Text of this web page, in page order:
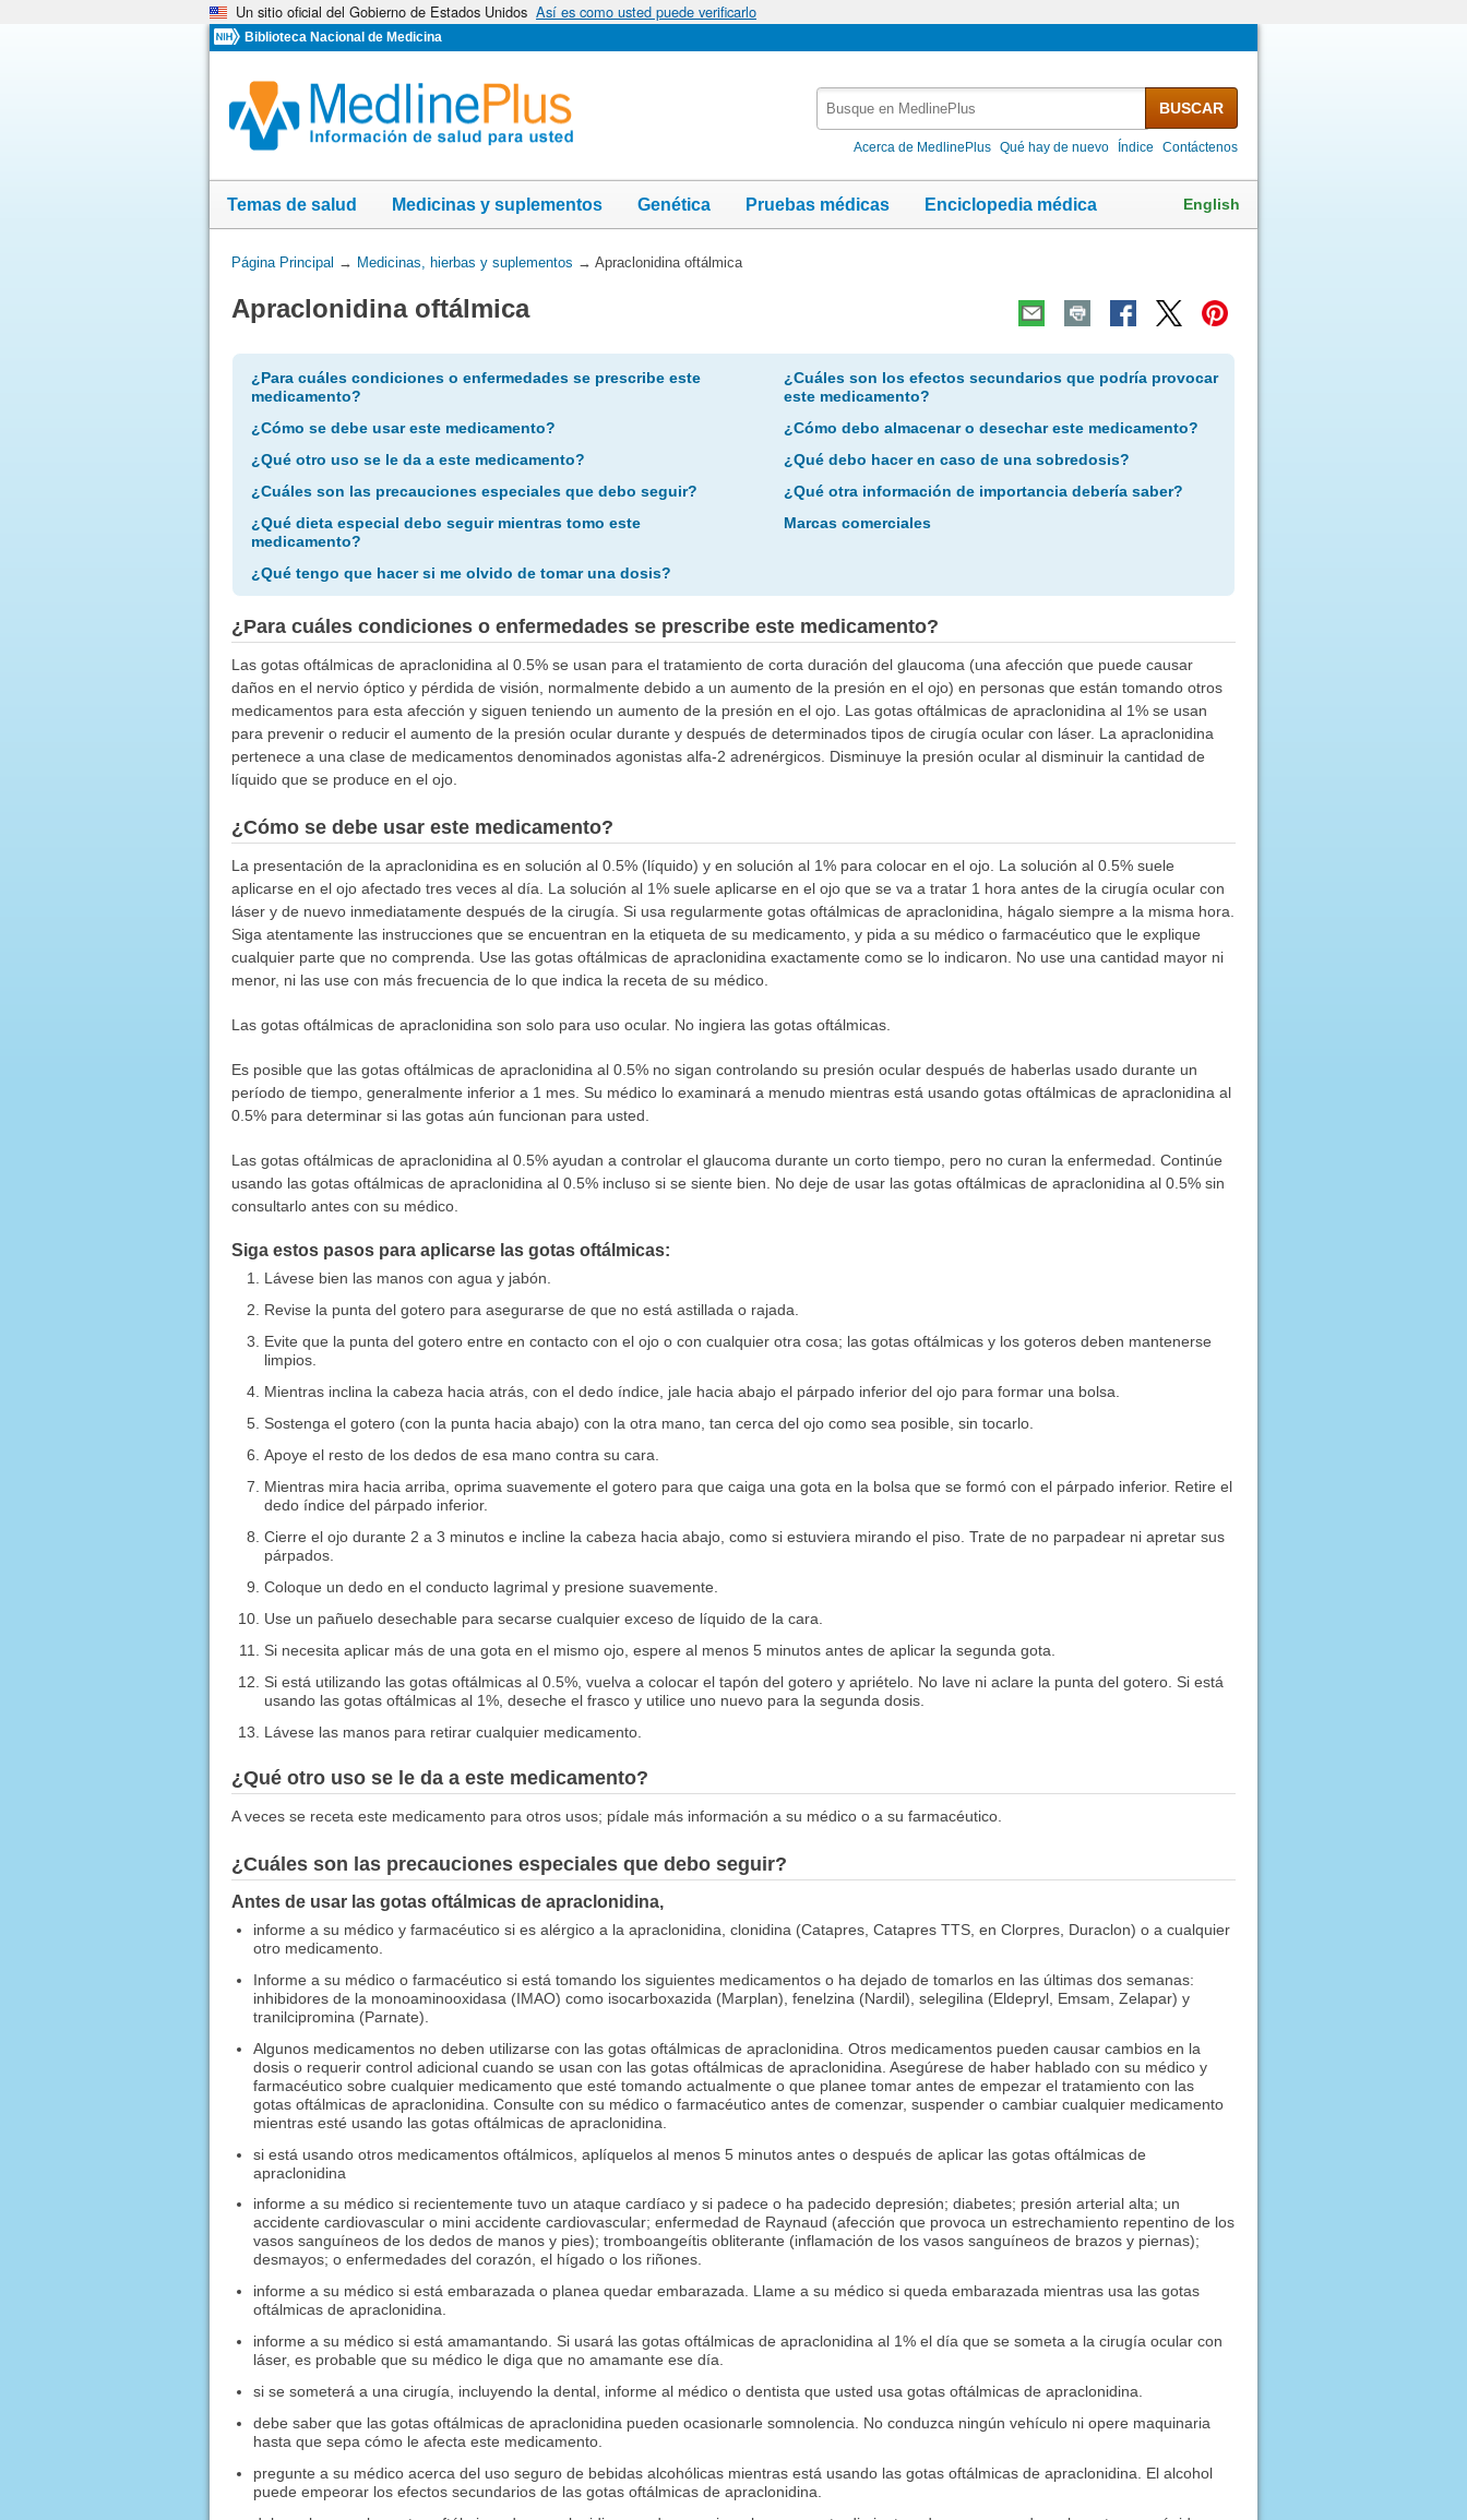
Un sitio oficial del Gobierno de Estados Unidos Así es como usted puede verificarlo
Biblioteca Nacional de Medicina
MedlinePlus
BUSCAR
Acerca de MedlinePlus Qué hay de nuevo Índice Contáctenos
Temas de salud Medicinas y suplementos Genética Pruebas médicas Enciclopedia médica English
Usted
aquí:
Página Principal → Medicinas, hierbas y suplementos → Apraclonidina oftálmica
Apraclonidina oftálmica
¿Para cuáles condiciones o enfermedades se prescribe este
medicamento?
¿Cómo se debe usar este medicamento?
¿Qué otro uso se le da a este medicamento?
¿Cuáles son las precauciones especiales que debo seguir?
¿Qué dieta especial debo seguir mientras tomo este
medicamento?
¿Qué tengo que hacer si me olvido de tomar una dosis?
¿Cuáles son los efectos secundarios que podría provocar
este medicamento?
¿Cómo debo almacenar o desechar este medicamento?
¿Qué debo hacer en caso de una sobredosis?
¿Qué otra información de importancia debería saber?
Marcas comerciales
¿Para cuáles condiciones o enfermedades se prescribe este medicamento?
Las gotas oftálmicas de apraclonidina al 0.5% se usan para el tratamiento de corta duración del glaucoma (una afección que puede causar
daños en el nervio óptico y pérdida de visión, normalmente debido a un aumento de la presión en el ojo) en personas que están tomando otros
medicamentos para esta afección y siguen teniendo un aumento de la presión en el ojo. Las gotas oftálmicas de apraclonidina al 1% se usan
para prevenir o reducir el aumento de la presión ocular durante y después de determinados tipos de cirugía ocular con láser. La apraclonidina
pertenece a una clase de medicamentos denominados agonistas alfa-2 adrenérgicos. Disminuye la presión ocular al disminuir la cantidad de
líquido que se produce en el ojo.
¿Cómo se debe usar este medicamento?
La presentación de la apraclonidina es en solución al 0.5% (líquido) y en solución al 1% para colocar en el ojo. La solución al 0.5% suele
aplicarse en el ojo afectado tres veces al día. La solución al 1% suele aplicarse en el ojo que se va a tratar 1 hora antes de la cirugía ocular con
láser y de nuevo inmediatamente después de la cirugía. Si usa regularmente gotas oftálmicas de apraclonidina, hágalo siempre a la misma hora.
Siga atentamente las instrucciones que se encuentran en la etiqueta de su medicamento, y pida a su médico o farmacéutico que le explique
cualquier parte que no comprenda. Use las gotas oftálmicas de apraclonidina exactamente como se lo indicaron. No use una cantidad mayor ni
menor, ni las use con más frecuencia de lo que indica la receta de su médico.
Las gotas oftálmicas de apraclonidina son solo para uso ocular. No ingiera las gotas oftálmicas.
Es posible que las gotas oftálmicas de apraclonidina al 0.5% no sigan controlando su presión ocular después de haberlas usado durante un
período de tiempo, generalmente inferior a 1 mes. Su médico lo examinará a menudo mientras está usando gotas oftálmicas de apraclonidina al
0.5% para determinar si las gotas aún funcionan para usted.
Las gotas oftálmicas de apraclonidina al 0.5% ayudan a controlar el glaucoma durante un corto tiempo, pero no curan la enfermedad. Continúe
usando las gotas oftálmicas de apraclonidina al 0.5% incluso si se siente bien. No deje de usar las gotas oftálmicas de apraclonidina al 0.5% sin
consultarlo antes con su médico.
Siga estos pasos para aplicarse las gotas oftálmicas:
Lávese bien las manos con agua y jabón.
Revise la punta del gotero para asegurarse de que no está astillada o rajada.
Evite que la punta del gotero entre en contacto con el ojo o con cualquier otra cosa; las gotas oftálmicas y los goteros deben mantenerse
limpios.
Mientras inclina la cabeza hacia atrás, con el dedo índice, jale hacia abajo el párpado inferior del ojo para formar una bolsa.
Sostenga el gotero (con la punta hacia abajo) con la otra mano, tan cerca del ojo como sea posible, sin tocarlo.
Apoye el resto de los dedos de esa mano contra su cara.
Mientras mira hacia arriba, oprima suavemente el gotero para que caiga una gota en la bolsa que se formó con el párpado inferior. Retire el
dedo índice del párpado inferior.
Cierre el ojo durante 2 a 3 minutos e incline la cabeza hacia abajo, como si estuviera mirando el piso. Trate de no parpadear ni apretar sus
párpados.
Coloque un dedo en el conducto lagrimal y presione suavemente.
Use un pañuelo desechable para secarse cualquier exceso de líquido de la cara.
Si necesita aplicar más de una gota en el mismo ojo, espere al menos 5 minutos antes de aplicar la segunda gota.
Si está utilizando las gotas oftálmicas al 0.5%, vuelva a colocar el tapón del gotero y apriételo. No lave ni aclare la punta del gotero. Si está
usando las gotas oftálmicas al 1%, deseche el frasco y utilice uno nuevo para la segunda dosis.
Lávese las manos para retirar cualquier medicamento.
¿Qué otro uso se le da a este medicamento?
A veces se receta este medicamento para otros usos; pídale más información a su médico o a su farmacéutico.
¿Cuáles son las precauciones especiales que debo seguir?
Antes de usar las gotas oftálmicas de apraclonidina,
informe a su médico y farmacéutico si es alérgico a la apraclonidina, clonidina (Catapres, Catapres TTS, en Clorpres, Duraclon) o a cualquier
otro medicamento.
Informe a su médico o farmacéutico si está tomando los siguientes medicamentos o ha dejado de tomarlos en las últimas dos semanas:
inhibidores de la monoaminooxidasa (IMAO) como isocarboxazida (Marplan), fenelzina (Nardil), selegilina (Eldepryl, Emsam, Zelapar) y
tranilcipromina (Parnate).
Algunos medicamentos no deben utilizarse con las gotas oftálmicas de apraclonidina. Otros medicamentos pueden causar cambios en la
dosis o requerir control adicional cuando se usan con las gotas oftálmicas de apraclonidina. Asegúrese de haber hablado con su médico y
farmacéutico sobre cualquier medicamento que esté tomando actualmente o que planee tomar antes de empezar el tratamiento con las
gotas oftálmicas de apraclonidina. Consulte con su médico o farmacéutico antes de comenzar, suspender o cambiar cualquier medicamento
mientras esté usando las gotas oftálmicas de apraclonidina.
si está usando otros medicamentos oftálmicos, aplíquelos al menos 5 minutos antes o después de aplicar las gotas oftálmicas de
apraclonidina
informe a su médico si recientemente tuvo un ataque cardíaco y si padece o ha padecido depresión; diabetes; presión arterial alta; un
accidente cardiovascular o mini accidente cardiovascular; enfermedad de Raynaud (afección que provoca un estrechamiento repentino de los
vasos sanguíneos de los dedos de manos y pies); tromboangeítis obliterante (inflamación de los vasos sanguíneos de brazos y piernas);
desmayos; o enfermedades del corazón, el hígado o los riñones.
informe a su médico si está embarazada o planea quedar embarazada. Llame a su médico si queda embarazada mientras usa las gotas
oftálmicas de apraclonidina.
informe a su médico si está amamantando. Si usará las gotas oftálmicas de apraclonidina al 1% el día que se someta a la cirugía ocular con
láser, es probable que su médico le diga que no amamante ese día.
si se someterá a una cirugía, incluyendo la dental, informe al médico o dentista que usted usa gotas oftálmicas de apraclonidina.
debe saber que las gotas oftálmicas de apraclonidina pueden ocasionarle somnolencia. No conduzca ningún vehículo ni opere maquinaria
hasta que sepa cómo le afecta este medicamento.
pregunte a su médico acerca del uso seguro de bebidas alcohólicas mientras está usando las gotas oftálmicas de apraclonidina. El alcohol
puede empeorar los efectos secundarios de las gotas oftálmicas de apraclonidina.